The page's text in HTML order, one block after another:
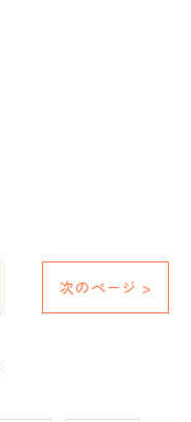
次のページ >